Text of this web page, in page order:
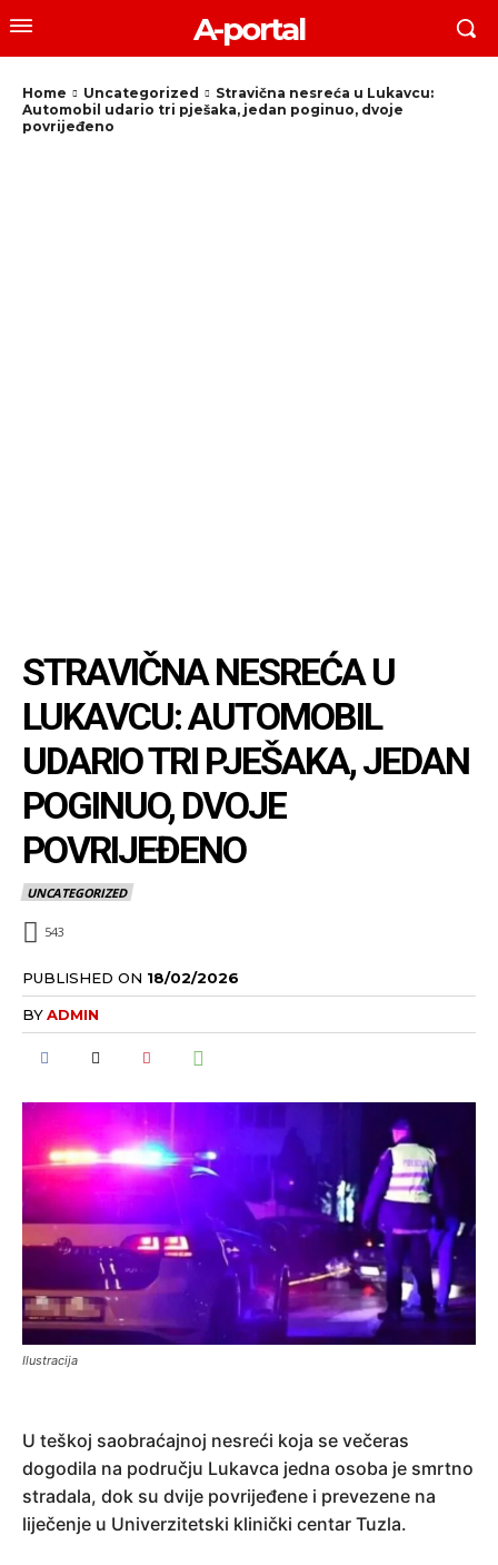
A-portal
Home Uncategorized
Stravična nesreća u Lukavcu:
Automobil udario tri pješaka, jedan poginuo, dvoje
povrijeđeno
STRAVIČNA NESREĆA U
LUKAVCU: AUTOMOBIL
UDARIO TRI PJEŠAKA, JEDAN
POGINUO, DVOJE
POVRIJEĐENO
UNCATEGORIZED
543
PUBLISHED ON 18/02/2026
BYADMIN
Ilustracija
U teškoj saobraćajnoj nesreći koja se večeras
dogodila na području Lukavca jedna osoba je smrtno
stradala, dok su dvije povrijeđene i prevezene na
liječenje u Univerzitetski klinički centar Tuzla.